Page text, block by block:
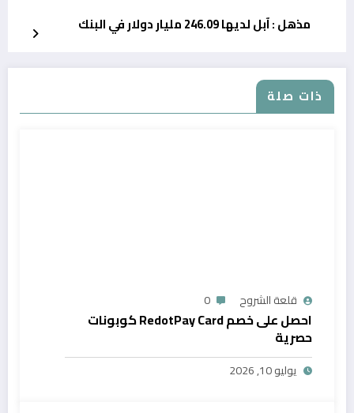
مذهل : آبل لديها 246.09 مليار دولار في البنك
ذات صلة
قلعة الشروح 0
احصل على خصم RedotPay Card كوبونات
حصرية
يوليو 10, 2026